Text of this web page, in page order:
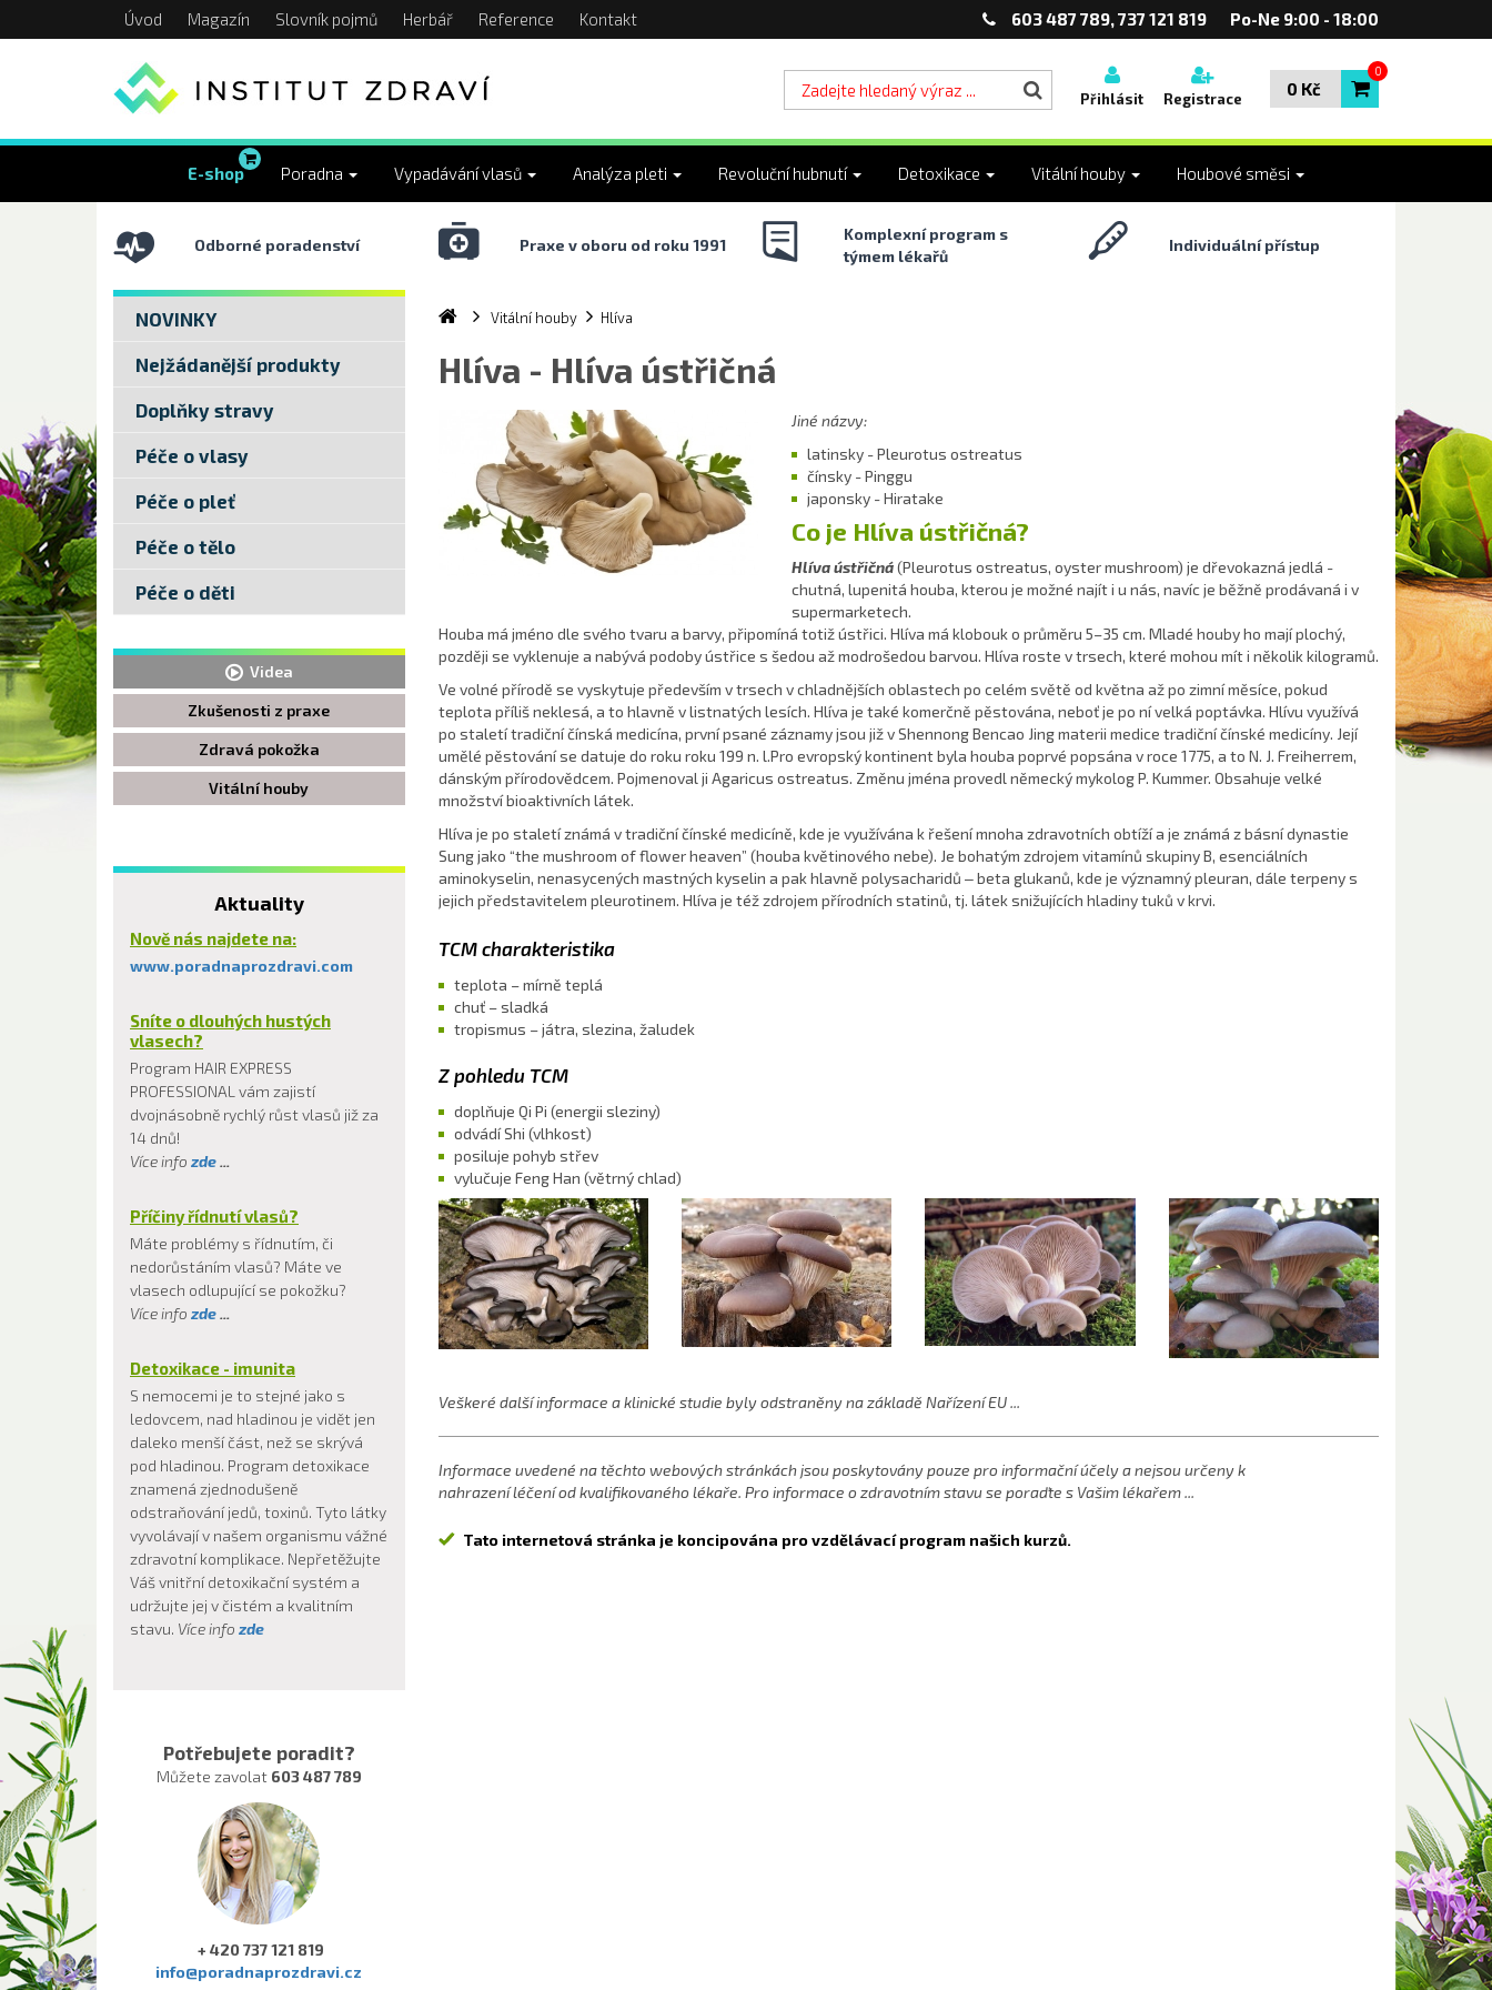
Úvod Magazín Slovník pojmů Herbář Reference Kontakt 603 487 789, 737 121 819 Po-Ne 9:00 - 18:00
Přihlásit Registrace 0 Kč
0
E-shop Poradna Vypadávání vlasů Analýza pleti Revoluční hubnutí Detoxikace Vitální houby Houbové směsi
Odborné poradenství Praxe v oboru od roku 1991
Komplexní program s
týmem lékařů
Individuální přístup
NOVINKY
Nejžádanější produkty
Doplňky stravy
Péče o vlasy
Péče o pleť
Péče o tělo
Péče o děti
Videa
Zkušenosti z praxe
Zdravá pokožka
Vitální houby
Aktuality
Nově nás najdete na:
www.poradnaprozdravi.com
Sníte o dlouhých hustých
vlasech?
Program HAIR EXPRESS
PROFESSIONAL vám zajistí
dvojnásobně rychlý růst vlasů již za
14 dnů!
Více info zde...
Příčiny řídnutí vlasů?
Máte problémy s řídnutím, či
nedorůstáním vlasů? Máte ve
vlasech odlupující se pokožku?
Více info zde...
Detoxikace - imunita
S nemocemi je to stejné jako s
ledovcem, nad hladinou je vidět jen
daleko menší část, než se skrývá
pod hladinou. Program detoxikace
znamená zjednodušeně
odstraňování jedů, toxinů. Tyto látky
vyvolávají v našem organismu vážné
zdravotní komplikace. Nepřetěžujte
Váš vnitřní detoxikační systém a
udržujte jej v čistém a kvalitním
stavu. Více info zde
Potřebujete poradit?
Můžete zavolat603 487 789
+ 420 737 121 819
info@poradnaprozdravi.cz
Vitální houby Hlíva
Hlíva - Hlíva ústřičná
Jiné názvy:
latinsky - Pleurotus ostreatus
čínsky - Pinggu
japonsky - Hiratake
Co je Hlíva ústřičná?
Hlíva ústřičná(Pleurotus ostreatus, oyster mushroom) je dřevokazná jedlá -
chutná, lupenitá houba, kterou je možné najít i u nás, navíc je běžně prodávaná i v
supermarketech.
Houba má jméno dle svého tvaru a barvy, připomíná totiž ústřici. Hlíva má klobouk o průměru 5–35 cm. Mladé houby ho mají plochý,
později se vyklenuje a nabývá podoby ústřice s šedou až modrošedou barvou. Hlíva roste v trsech, které mohou mít i několik kilogramů.
Ve volné přírodě se vyskytuje především v trsech v chladnějších oblastech po celém světě od května až po zimní měsíce, pokud
teplota příliš neklesá, a to hlavně v listnatých lesích. Hlíva je také komerčně pěstována, neboť je po ní velká poptávka. Hlívu využívá
po staletí tradiční čínská medicína, první psané záznamy jsou již v Shennong Bencao Jing materii medice tradiční čínské medicíny. Její
umělé pěstování se datuje do roku roku 199 n. l.Pro evropský kontinent byla houba poprvé popsána v roce 1775, a to N. J. Freiherrem,
dánským přírodovědcem. Pojmenoval ji Agaricus ostreatus. Změnu jména provedl německý mykolog P. Kummer. Obsahuje velké
množství bioaktivních látek.
Hlíva je po staletí známá v tradiční čínské medicíně, kde je využívána k řešení mnoha zdravotních obtíží a je známá z básní dynastie
Sung jako “the mushroom of flower heaven” (houba květinového nebe). Je bohatým zdrojem vitamínů skupiny B, esenciálních
aminokyselin, nenasycených mastných kyselin a pak hlavně polysacharidů ‒ beta glukanů, kde je významný pleuran, dále terpeny s
jejich představitelem pleurotinem. Hlíva je též zdrojem přírodních statinů, tj. látek snižujících hladiny tuků v krvi.
TCM charakteristika
teplota – mírně teplá
chuť – sladká
tropismus – játra, slezina, žaludek
Z pohledu TCM
doplňuje Qi Pi (energii sleziny)
odvádí Shi (vlhkost)
posiluje pohyb střev
vylučuje Feng Han (větrný chlad)
Veškeré další informace a klinické studie byly odstraněny na základě Nařízení EU ...
Informace uvedené na těchto webových stránkách jsou poskytovány pouze pro informační účely a nejsou určeny k
nahrazení léčení od kvalifikovaného lékaře. Pro informace o zdravotním stavu se poraďte s Vašim lékařem ...
Tato internetová stránka je koncipována pro vzdělávací program našich kurzů.